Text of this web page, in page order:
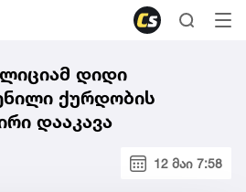
დიდი
ქურდობის
დააკავა
12 მაი 7:58